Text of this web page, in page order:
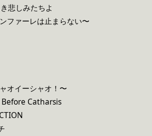
悲しみたちよ
ファーレは止まらない〜
オイーシャオ！〜
Catharsis